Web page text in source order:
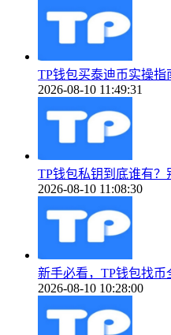
TP钱包买泰迪币实操
2026-08-10 11:49:31
TP钱包私钥到底谁有
2026-08-10 11:08:30
新手必看，TP钱包找
2026-08-10 10:28:00